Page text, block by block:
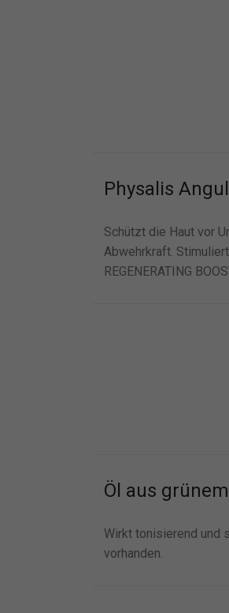
Physalis
Schützt die Haut vor
Abwehrkraft.
REGENERATING
Öl aus
Wirkt tonisierend und
vorhanden.